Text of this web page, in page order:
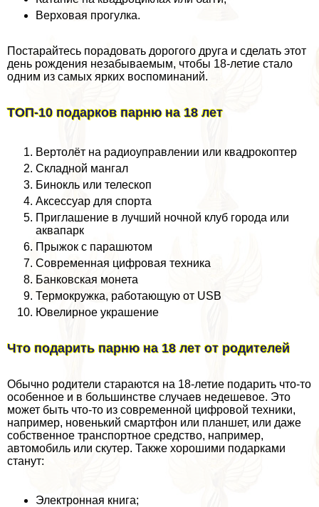
Верховая прогулка.
Постарайтесь порадовать дорогого друга и сделать этот
день рождения незабываемым, чтобы 18-летие стало
одним из самых ярких воспоминаний.
ТОП-10 подарков парню на 18 лет
Вертолёт на радиоуправлении или квадрокоптер
Складной мангал
Бинокль или телескоп
Аксессуар для спорта
Приглашение в лучший ночной клуб города или
аквапарк
Прыжок с парашютом
Современная цифровая техника
Банковская монета
Термокружка, работающую от USB
Ювелирное украшение
Что подарить парню на 18 лет от родителей
Обычно родители стараются на 18-летие подарить что-то
особенное и в большинстве случаев недешевое. Это
может быть что-то из современной цифровой техники,
например, новенький смартфон или планшет, или даже
собственное трaнcпортное средство, например,
автомобиль или скутер. Также хорошими подарками
станут:
Электронная книга;